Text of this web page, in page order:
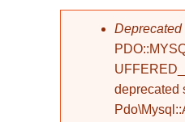
Deprecated
deprecated